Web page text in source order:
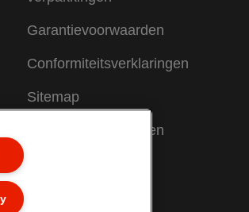
Garantievoorwaarden
Conformiteitsverklaringen
Sitemap
Garantievoorwaarden